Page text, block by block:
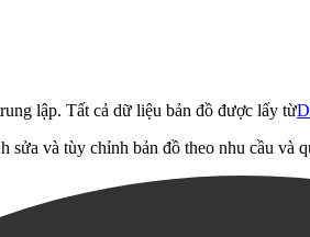
lập. Tất cả dữ liệu bản đồ được lấy từ
và tùy chỉnh bản đồ theo nhu cầu và